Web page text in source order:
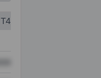
T4